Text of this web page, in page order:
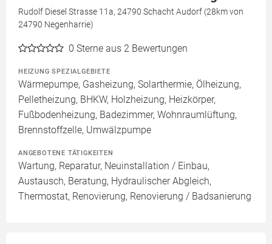
Rudolf Diesel Strasse 11a, 24790 Schacht Audorf (28km von
24790 Negenharrie)
0 Sterne aus 2 Bewertungen
HEIZUNG SPEZIALGEBIETE
Wärmepumpe, Gasheizung, Solarthermie, Ölheizung,
Pelletheizung, BHKW, Holzheizung, Heizkörper,
Fußbodenheizung, Badezimmer, Wohnraumlüftung,
Brennstoffzelle, Umwälzpumpe
ANGEBOTENE TÄTIGKEITEN
Wartung, Reparatur, Neuinstallation / Einbau,
Austausch, Beratung, Hydraulischer Abgleich,
Thermostat, Renovierung, Renovierung / Badsanierung